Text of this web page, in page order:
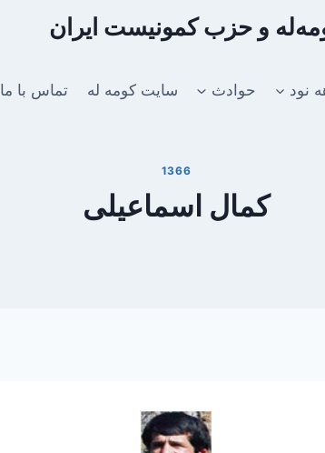
و حزب کمونیست ایران
نود حوادث سایت کومه له تماس با ما
1366
کمال اسماعیلی